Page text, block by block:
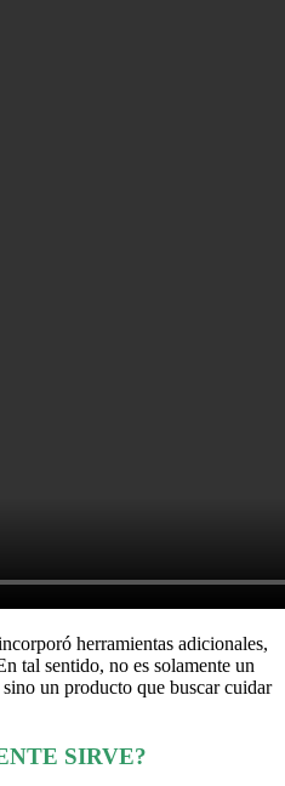
herramientas adicionales,
tal sentido, no es solamente un
un producto que buscar cuidar
SIRVE?